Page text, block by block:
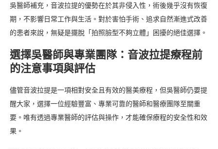
吳醫師補充，音波拉提的優勢在於其非侵入性，術後幾乎沒有恢復
期，不影響日常工作與生活。對於害怕手術、追求自然漸進式改善
的患者來說，無疑是擺脫「拍照臉型不夠立體」困擾的絕佳選擇。
選擇吳醫師與專業團隊：音波拉提療程前
的注意事項與評估
儘管音波拉提是一項相對安全且有效的醫美療程，但吳醫師仍要提
醒大家，選擇一位經驗豐富、專業可靠的醫師和醫療團隊至關重
要。唯有透過專業醫師的評估與操作，才能確保療程的安全性和效
果。